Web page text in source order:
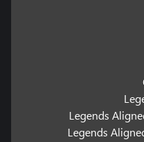
Legends
Legends